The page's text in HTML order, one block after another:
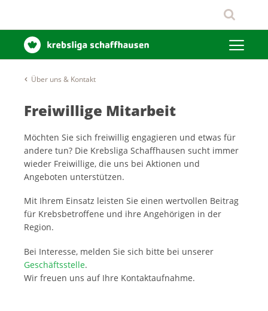
Über uns & Kontakt
Freiwillige Mitarbeit
Möchten Sie sich freiwillig engagieren und etwas für
andere tun? Die Krebsliga Schaffhausen sucht immer
wieder Freiwillige, die uns bei Aktionen und
Angeboten unterstützen.
Mit Ihrem Einsatz leisten Sie einen wertvollen Beitrag
für Krebsbetroffene und ihre Angehörigen in der
Region.
Bei Interesse, melden Sie sich bitte bei unserer
Geschäftsstelle.
Wir freuen uns auf Ihre Kontaktaufnahme.